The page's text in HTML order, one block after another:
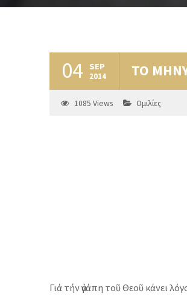
04 SEP
2014 ΤΟ
1085 Views Ομιλίες
Γιά τήν ἀγάπη τοῦ Θεοῦ κάνει